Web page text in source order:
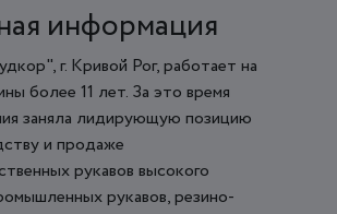
информация
г. Кривой Рог, работает на
более 11 лет. За это время
заняла лидирующую позицию
и продаже
рукавов высокого
рукавов, резино-